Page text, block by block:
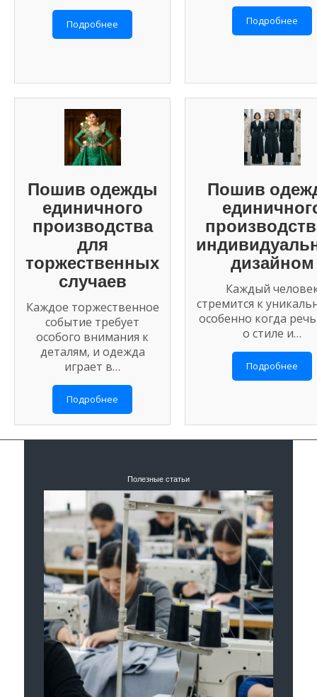
Подробнее Подробнее
Пошив одежды
единичного
производства
для
торжественных
случаев
Каждое торжественное
событие требует
особого внимания к
деталям, и одежда
играет в…
Подробнее
Пошив
дизайном
Каждый
стремится к
особенно когда
о стиле и…
Подробнее
Полезные статьи